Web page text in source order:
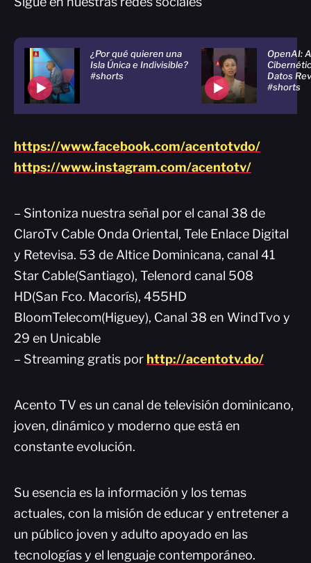
¿Por qué quieren una
Isla Única e Indivisible?
#shorts
OpenAI:
Datos
#shorts
https://www.facebook.com/acentotvdo/
https://www.instagram.com/acentotv/
– Sintoniza nuestra señal por el canal 38 de
ClaroTv Cable Onda Oriental, Tele Enlace Digital
y Retevisa. 53 de Altice Dominicana, canal 41
Star Cable(Santiago), Telenord canal 508
HD(San Fco. Macorís), 455HD
BloomTelecom(Higuey), Canal 38 en WindTvo y
29 en Unicable
– Streaming gratis por http://acentotv.do/
Acento TV es un canal de televisión dominicano,
joven, dinámico y moderno que está en
constante evolución.
Su esencia es la información y los temas
actuales, con la misión de educar y entretener a
un público joven y adulto apoyado en las
tecnologías y el lenguaje contemporáneo.